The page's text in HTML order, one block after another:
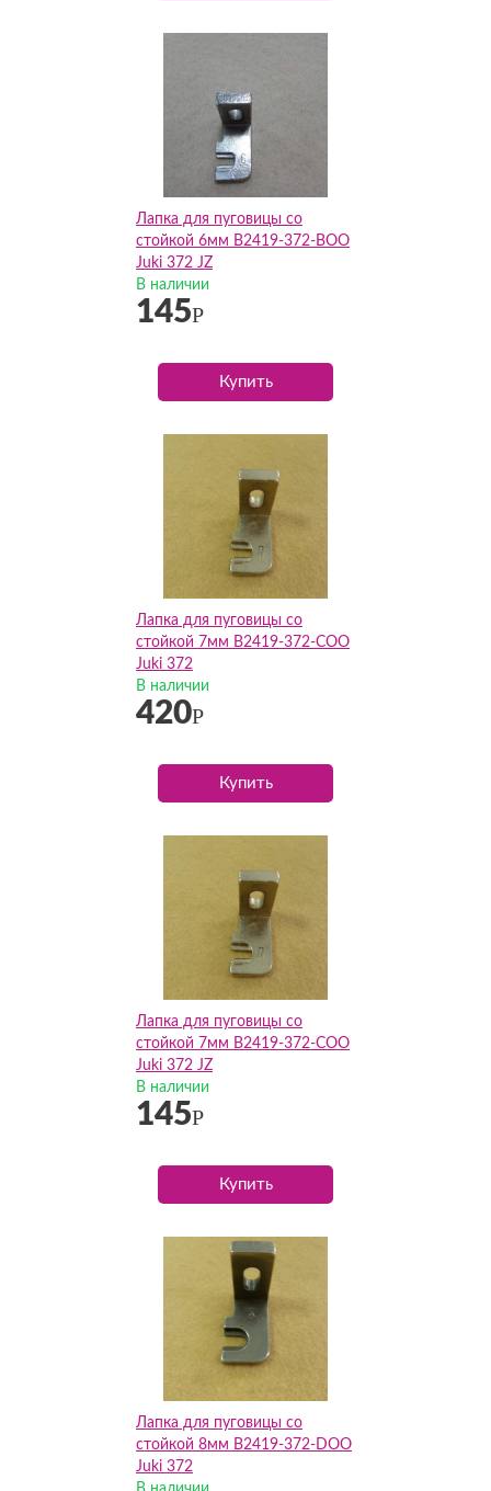
Лапка для пуговицы со
стойкой 6мм B2419-372-BOO
Juki 372 JZ
В наличии
145Р
Купить
Лапка для пуговицы со
стойкой 7мм B2419-372-COO
Juki 372
В наличии
420Р
Купить
Лапка для пуговицы со
стойкой 7мм B2419-372-COO
Juki 372 JZ
В наличии
145Р
Купить
Лапка для пуговицы со
стойкой 8мм B2419-372-DOO
Juki 372